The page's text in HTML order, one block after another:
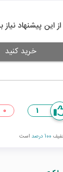
از این پیشنهاد
خرید کنید
1
0
100 درصد است